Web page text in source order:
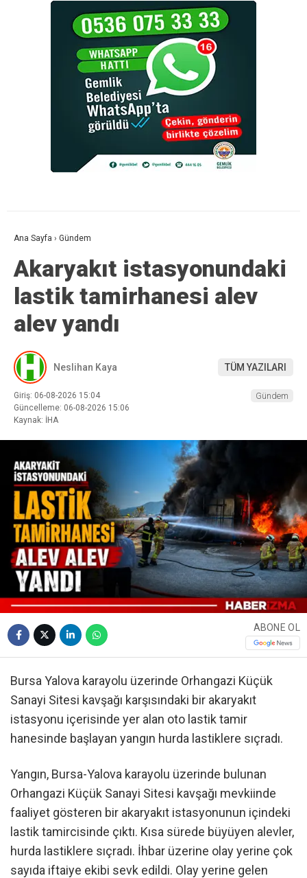
Ana Sayfa › Gündem
Akaryakıt istasyonundaki
lastik tamirhanesi alev
alev yandı
Neslihan Kaya TÜM YAZILARI
Giriş: 06-08-2026 15:04
Güncelleme: 06-08-2026 15:06
Kaynak: İHA
Gündem
ABONE OL
Bursa Yalova karayolu üzerinde Orhangazi Küçük
Sanayi Sitesi kavşağı karşısındaki bir akaryakıt
istasyonu içerisinde yer alan oto lastik tamir
hanesinde başlayan yangın hurda lastiklere sıçradı.
Yangın, Bursa-Yalova karayolu üzerinde bulunan
Orhangazi Küçük Sanayi Sitesi kavşağı mevkiinde
faaliyet gösteren bir akaryakıt istasyonunun içindeki
lastik tamircisinde çıktı. Kısa sürede büyüyen alevler,
hurda lastiklere sıçradı. İhbar üzerine olay yerine çok
sayıda iftaiye ekibi sevk edildi. Olay yerine gelen